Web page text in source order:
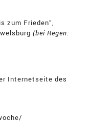
zum Frieden“,
(bei Regen:
Internetseite des